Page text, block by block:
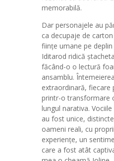
memorabilă.
Dar personajele au
ca decupaje de
ființe umane pe
Iditarod ridică
făcând-o o lectură
ansamblu.
extraordinară,
printr-o transformare
lungul narativa.
au fost unice,
oameni reali, cu
experiențe, un
care a fost atât